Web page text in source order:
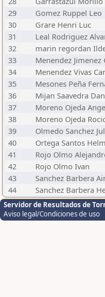
29
Gomez Ruppel Leo
30
Grare Henri Luc
31
Leal Rodriguez
32
marin regordan
33
Menendez Jimenez
34
Menendez Vivas
35
Mesones Peña
36
Mijan Saavedra
37
Moreno Ojeda
38
Moreno Ojeda
39
Olmedo Sanchez
40
Ortega Santos
41
Rojo Olmo
42
Rojo Olmo Ivan
43
Sanchez Barbera
44
Sanchez Barbera
Servidor de Resultados de
Aviso legal/Condiciones de uso